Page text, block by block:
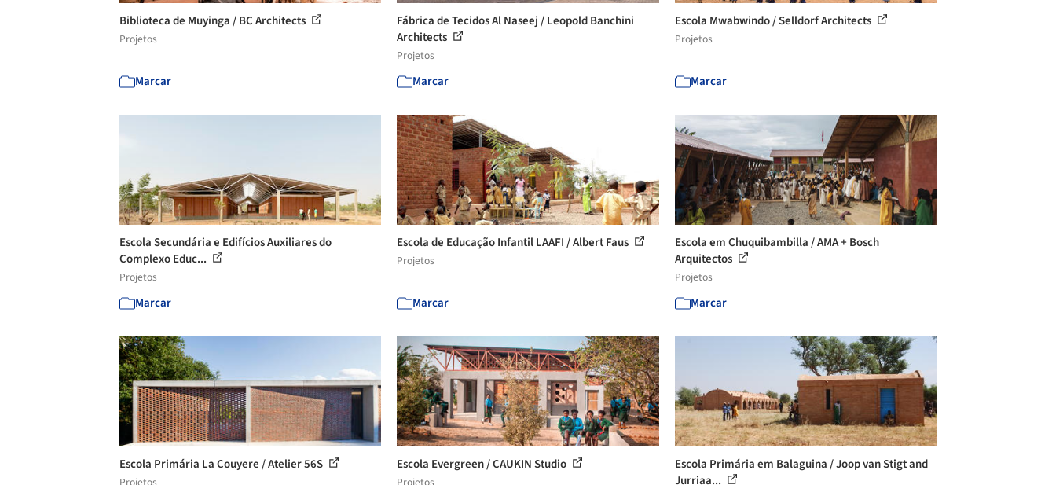
Biblioteca de Muyinga / BC Architects
Projetos
Marcar
Fábrica de Tecidos Al Naseej / Leopold Banchini
Architects
Projetos
Marcar
Escola Mwabwindo / Selldorf Architects
Projetos
Marcar
Escola Secundária e Edifícios Auxiliares do
Complexo Educ...
Projetos
Marcar
Escola de Educação Infantil LAAFI / Albert Faus
Projetos
Marcar
Escola em Chuquibambilla / AMA + Bosch
Arquitectos
Projetos
Marcar
Escola Primária La Couyere / Atelier 56S Escola Evergreen / CAUKIN Studio
Escola Primária em Balaguina / Joop van Stigt and
Jurriaa...